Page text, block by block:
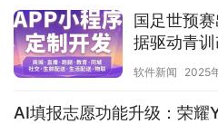
国足世预
据驱动青
软件新闻 2025
AI填报志愿功能升级：荣耀